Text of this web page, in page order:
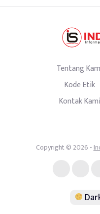
Tentang
Kode Etik
Kontak Kami
Copyright © 2026 -